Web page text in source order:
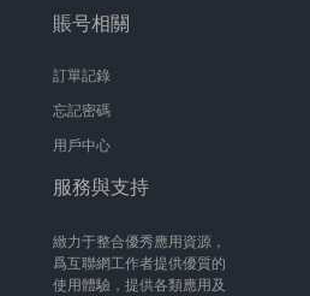
賬号相關
訂單記錄
忘記密碼
用戶中心
服務與支持
緻力于整合優秀應用資源，
爲互聯網工作者提供優質的
使用體驗，提供各類應用及